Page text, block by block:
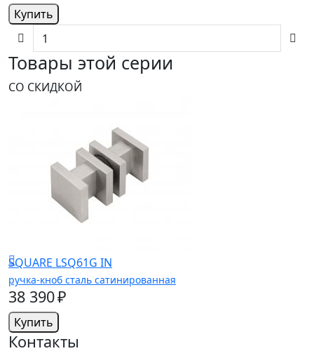
Купить
Товары этой серии
СО СКИДКОЙ
SQUARE LSQ61G IN
ручка-кноб сталь сатинированная
38 390 ₽
Купить
Контакты